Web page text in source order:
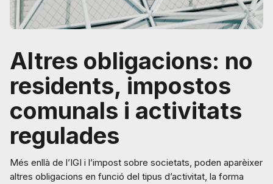
Altres obligacions: no
residents, impostos
comunals i activitats
regulades
Més enllà de l’IGI i l’impost sobre societats, poden aparèixer
altres obligacions en funció del tipus d’activitat, la forma